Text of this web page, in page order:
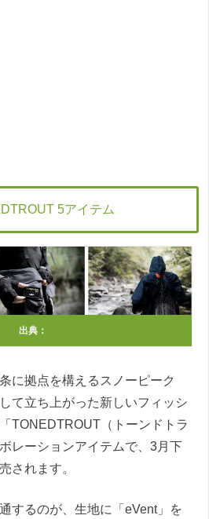
5アイテム
出典：
に拠点を構えるスノーピーク
て立ち上がった新しいフィッシ
TONEDTROUT（トーンドトラ
レーションアイテムで、3月下
されます。
するのが、生地に「eVent」を